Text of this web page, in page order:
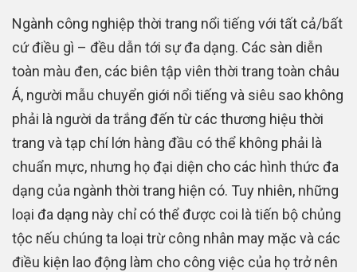
Ngành công nghiệp thời trang nổi tiếng với tất cả/bất
cứ điều gì – đều dẫn tới sự đa dạng. Các sàn diễn
toàn màu đen, các biên tập viên thời trang toàn châu
Á, người mẫu chuyển giới nổi tiếng và siêu sao không
phải là người da trắng đến từ các thương hiệu thời
trang và tạp chí lớn hàng đầu có thể không phải là
chuẩn mực, nhưng họ đại diện cho các hình thức đa
dạng của ngành thời trang hiện có. Tuy nhiên, những
loại đa dạng này chỉ có thể được coi là tiến bộ chủng
tộc nếu chúng ta loại trừ công nhân may mặc và các
điều kiện lao động làm cho công việc của họ trở nên